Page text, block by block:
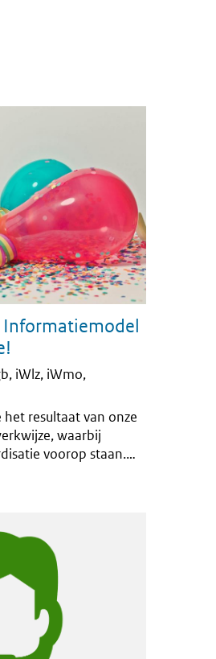
iWlz iWmo
resultaat van onze
waarbij
voorop staan.
de basis voor nóg
toekomst.